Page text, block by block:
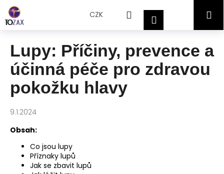
Přejít
obsah
CZK HledatPřihlášeníNákupní
košík
Lupy: Příčiny, prevence a
účinná péče pro zdravou
pokožku hlavy
9.1.2024
Obsah:
Co jsou lupy
Příznaky lupů
Jak se zbavit lupů
o
C
o
o
t
e